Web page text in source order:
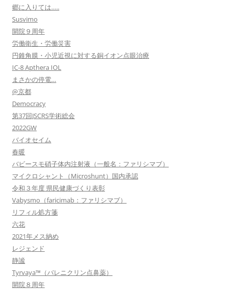
郷に入りては…..
Susvimo
開院９周年
労働衛生・労働災害
円錐角膜・小児近視に対する銅イオン点眼治療
IC-8 Apthera IOL
まさかの停電…
@京都
Democracy
第37回JSCRS学術総会
2022GW
バイオセイム
春暖
バビースモ硝子体内注射液（一般名：ファリシマブ）
マイクロシャント（Microshunt）国内承認
令和３年度 県民健康づくり表彰
Vabysmo（faricimab：ファリシマブ）
リフィル処方箋
六花
2021年メス納め
レジェンド
静謐
Tyrvaya™（バレニクリン点鼻薬）
開院８周年